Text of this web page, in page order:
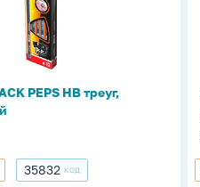
PEPS НВ треуг,
35832
35832 КОД